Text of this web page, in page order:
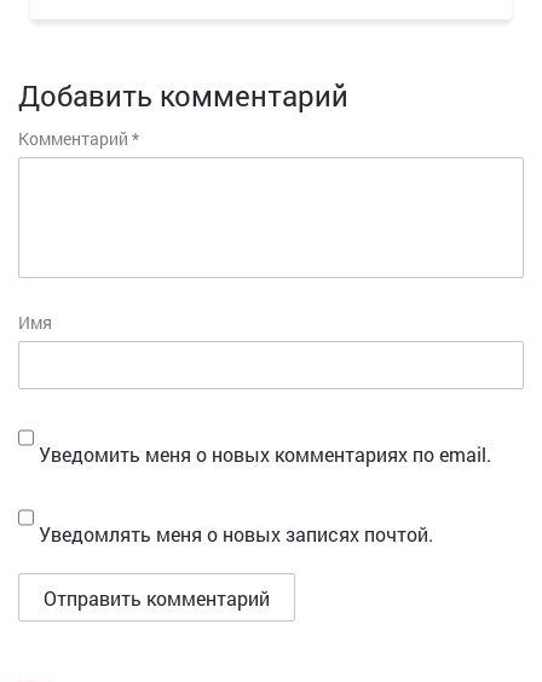
Добавить комментарий
Комментарий *
Имя
Уведомить меня о новых комментариях по email.
Уведомлять меня о новых записях почтой.